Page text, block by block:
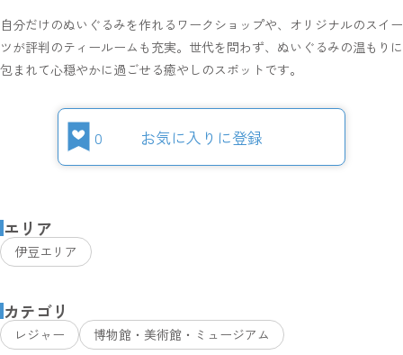
自分だけのぬいぐるみを作れるワークショップや、オリジナルのスイー
ツが評判のティールームも充実。世代を問わず、ぬいぐるみの温もりに
包まれて心穏やかに過ごせる癒やしのスポットです。
0 お気に入りに登録
エリア
伊豆エリア
カテゴリ
レジャー 博物館・美術館・ミュージアム